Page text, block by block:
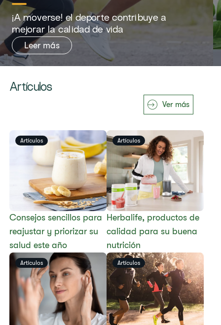
¡A moverse! el deporte contribuye a
mejorar la calidad de vida
Leer más
Artículos
Ver más
Consejos sencillos para
reajustar y priorizar su
salud este año
Artículos
Herbalife​​​​​, productos de
calidad para su buena
nutrición
Artículos
Artículos Artículos